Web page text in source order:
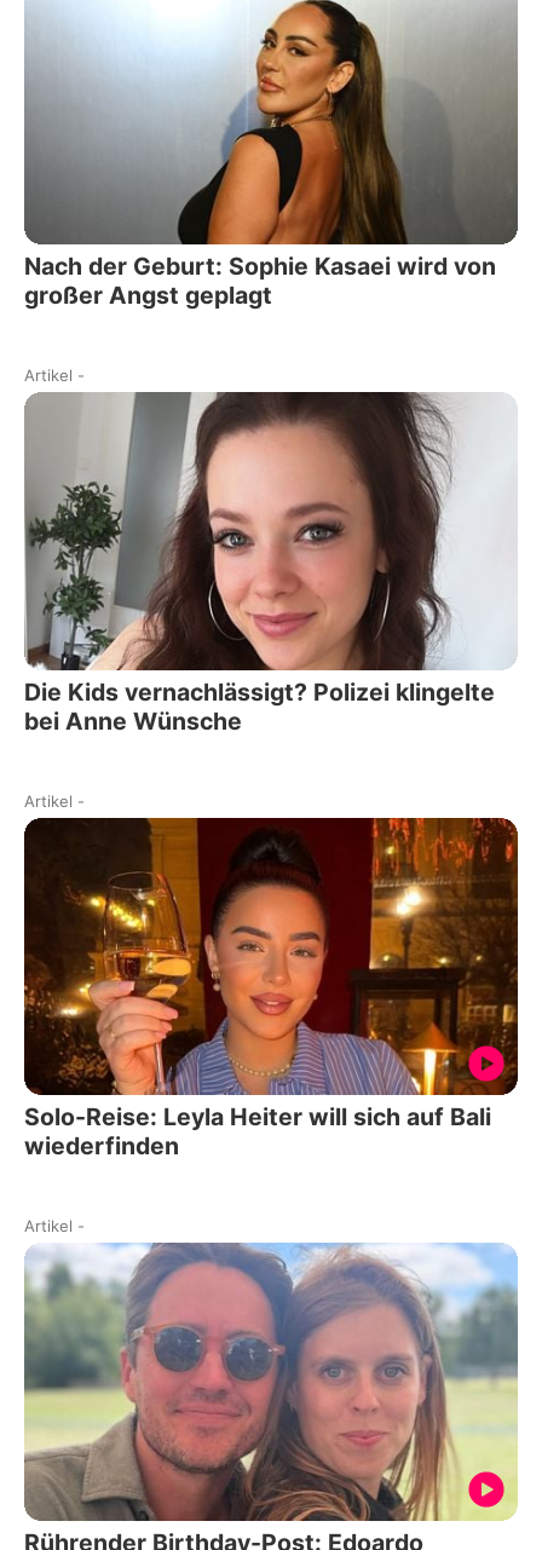
Nach der Geburt: Sophie Kasaei wird von
großer Angst geplagt
Artikel -
Die Kids vernachlässigt? Polizei klingelte
bei Anne Wünsche
Artikel -
Solo-Reise: Leyla Heiter will sich auf Bali
wiederfinden
Artikel -
Rührender Birthday-Post: Edoardo